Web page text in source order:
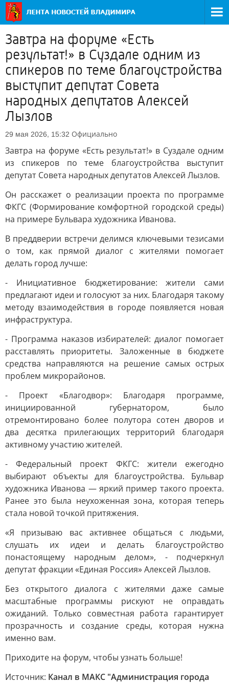
Завтра на форуме «Есть
результат!» в Суздале одним из
спикеров по теме благоустройства
выступит депутат Совета
народных депутатов Алексей
Лызлов
29 мая 2026, 15:32 Официально
Завтра на форуме «Есть результат!» в Суздале одним
из спикеров по теме благоустройства выступит
депутат Совета народных депутатов Алексей Лызлов.
Он расскажет о реализации проекта по программе
ФКГС (Формирование комфортной городской среды)
на примере Бульвара художника Иванова.
В преддверии встречи делимся ключевыми тезисами
о том, как прямой диалог с жителями помогает
делать город лучше:
- Инициативное бюджетирование: жители сами
предлагают идеи и голосуют за них. Благодаря такому
методу взаимодействия в городе появляется новая
инфраструктура.
- Программа наказов избирателей: диалог помогает
расставлять приоритеты. Заложенные в бюджете
средства направляются на решение самых острых
проблем микрорайонов.
- Проект «Благодвор»: Благодаря программе,
инициированной губернатором, было
отремонтировано более полутора сотен дворов и
два десятка прилегающих территорий благодаря
активному участию жителей.
- Федеральный проект ФКГС: жители ежегодно
выбирают объекты для благоустройства. Бульвар
художника Иванова — яркий пример такого проекта.
Ранее это была неухоженная зона, которая теперь
стала новой точкой притяжения.
«Я призываю вас активнее общаться с людьми,
слушать их идеи и делать благоустройство
понастоящему народным делом», - подчеркнул
депутат фракции «Единая Россия» Алексей Лызлов.
Без открытого диалога с жителями даже самые
масштабные программы рискуют не оправдать
ожиданий. Только совместная работа гарантирует
прозрачность и создание среды, которая нужна
именно вам.
Приходите на форум, чтобы узнать больше!
Источник: Канал в МАКС "Администрация города